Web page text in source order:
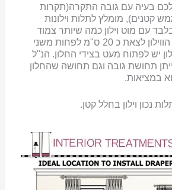
בעיה עם גובה התקרה(תקרות
קטנים), מומלץ לתלות וילונות
בלבד עם מוט וילון כמה שיותר צמוד
לתקרה ולתת למוט הווילון לצאת כ 20 ס"מ לפחות משני
יש לפתוח מעט בצידי החלון. הנ"ל
וייתן תחושת גובה וגם תחושה שהחלון
במציאות.
נכון וילון בחלל קטן.